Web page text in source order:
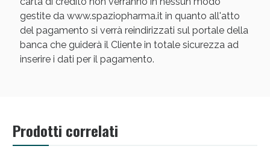
gestite da www.spaziopharma.it in quanto all'atto
del pagamento si verrà reindirizzati sul portale della
banca che guiderà il Cliente in totale sicurezza ad
inserire i dati per il pagamento.
Prodotti correlati